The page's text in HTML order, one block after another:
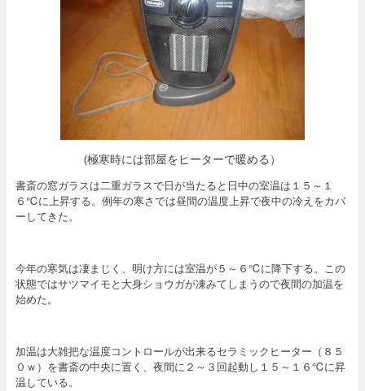
(極寒時には部屋をヒーターで暖める）
書斎の窓ガラスは二重ガラスで日が当たると日中の室温は１５～１
６℃に上昇する。例年の寒さでは昼間の温度上昇で夜中の冷えをカバ
ーしてきた。
今年の寒気は凄まじく、明け方には室温が５～６℃に降下する。この
状態ではサツマイモと大身ショウガが凍みてしまうので夜間の加温を
始めた。
加温は大雑把な温度コントロールが出来るセラミックヒーター（８５
０ｗ）を書斎の中央に置く、夜間に２～３回起動し１５～１６℃に昇
温している。